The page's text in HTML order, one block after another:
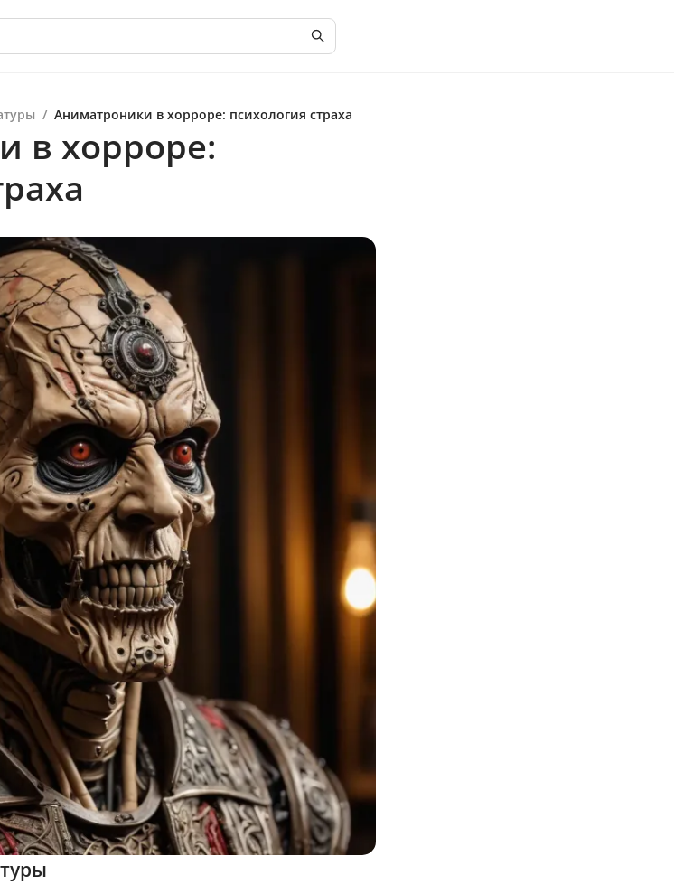
/ Аниматроники в хорроре: психология страха
в хорроре: